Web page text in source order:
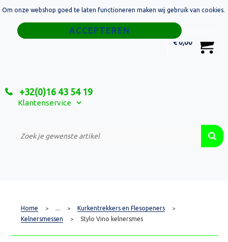
€ 0,00
+32(0)16 43 54 19
Klantenservice
Home
Relatiegeschenken
Custom Made Projecten
Home > ... > Kurkentrekkers en Flesopeners >
Kelnersmessen > Stylo Vino kelnersmes
Om onze webshop goed te laten functioneren maken wij gebruik van cookies.